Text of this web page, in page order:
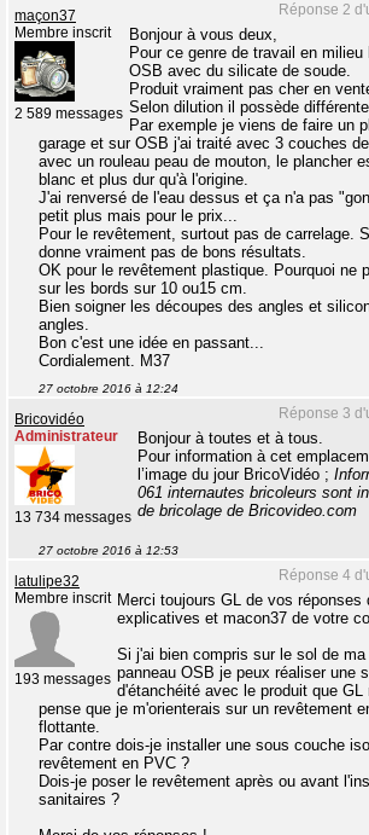
Réponse 2
maçon37
Membre inscrit
2 589 messages
Bonjour à vous deux,
Pour ce genre de travail en
OSB avec du silicate de soude.
Produit vraiment pas cher en
Selon dilution il possède
Par exemple je viens de faire un
garage et sur OSB j'ai traité avec 3 couches
avec un rouleau peau de mouton, le plancher
blanc et plus dur qu'à l'origine.
J'ai renversé de l'eau dessus et ça n'a pas
petit plus mais pour le prix...
Pour le revêtement, surtout pas de carrelage.
donne vraiment pas de bons résultats.
OK pour le revêtement plastique. Pourquoi ne
sur les bords sur 10 ou15 cm.
Bien soigner les découpes des angles et
angles.
Bon c'est une idée en passant...
Cordialement. M37
27 octobre 2016 à 12:24
Réponse 3
Bricovidéo
Administrateur
13 734 messages
Bonjour à toutes et à tous.
Pour information à cet
l’image du jour BricoVidéo ;
061 internautes bricoleurs sont
de bricolage de Bricovideo.com
27 octobre 2016 à 12:53
Réponse 4
latulipe32
Membre inscrit
193 messages
Merci toujours GL de vos réponses
explicatives et macon37 de votre
Si j'ai bien compris sur le sol de
panneau OSB je peux réaliser une
d'étanchéité avec le produit que
pense que je m'orienterais sur un revêtement
flottante.
Par contre dois-je installer une sous couche
revêtement en PVC ?
Dois-je poser le revêtement après ou avant
sanitaires ?